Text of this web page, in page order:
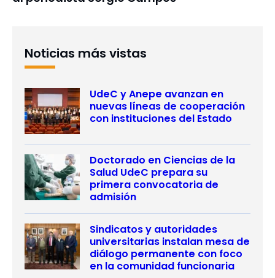
Noticias más vistas
UdeC y Anepe avanzan en
nuevas líneas de cooperación
con instituciones del Estado
Doctorado en Ciencias de la
Salud UdeC prepara su
primera convocatoria de
admisión
Sindicatos y autoridades
universitarias instalan mesa de
diálogo permanente con foco
en la comunidad funcionaria